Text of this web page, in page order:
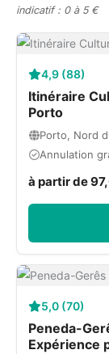
indicatif : 0 à 5 €
4,9 (88)
Itinéraire
Porto
Porto, Nord
Annulation
à partir de
5,0 (70)
Peneda-
Expérience